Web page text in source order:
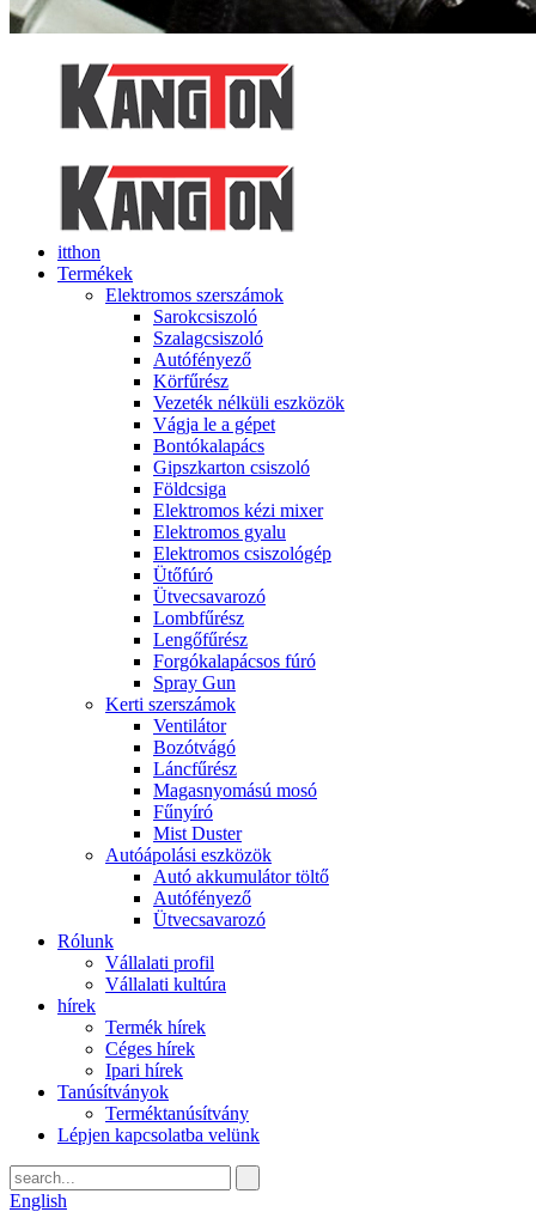
itthon
Termékek
Elektromos szerszámok
Sarokcsiszoló
Szalagcsiszoló
Autófényező
Körfűrész
Vezeték nélküli eszközök
Vágja le a gépet
Bontókalapács
Gipszkarton csiszoló
Földcsiga
Elektromos kézi mixer
Elektromos gyalu
Elektromos csiszológép
Ütőfúró
Ütvecsavarozó
Lombfűrész
Lengőfűrész
Forgókalapácsos fúró
Spray Gun
Kerti szerszámok
Ventilátor
Bozótvágó
Láncfűrész
Magasnyomású mosó
Fűnyíró
Mist Duster
Autóápolási eszközök
Autó akkumulátor töltő
Autófényező
Ütvecsavarozó
Rólunk
Vállalati profil
Vállalati kultúra
hírek
Termék hírek
Céges hírek
Ipari hírek
Tanúsítványok
Terméktanúsítvány
Lépjen kapcsolatba velünk
English